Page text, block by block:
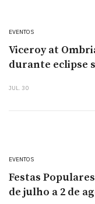
EVENTOS
Viceroy at
durante eclipse
JUL. 30
EVENTOS
Festas
de julho a 2 de